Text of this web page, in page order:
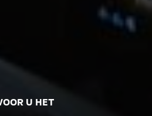
U HET